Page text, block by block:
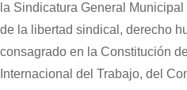
la Sindicatura General
de la libertad sindical, derecho
consagrado en la Constitución
Internacional del Trabajo, del